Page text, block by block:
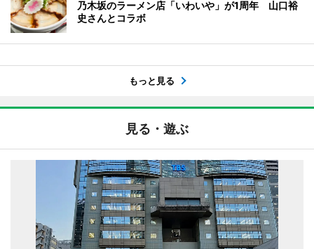
乃木坂のラーメン店「いわいや」が1周年 山口裕
史さんとコラボ
もっと見る
見る・遊ぶ